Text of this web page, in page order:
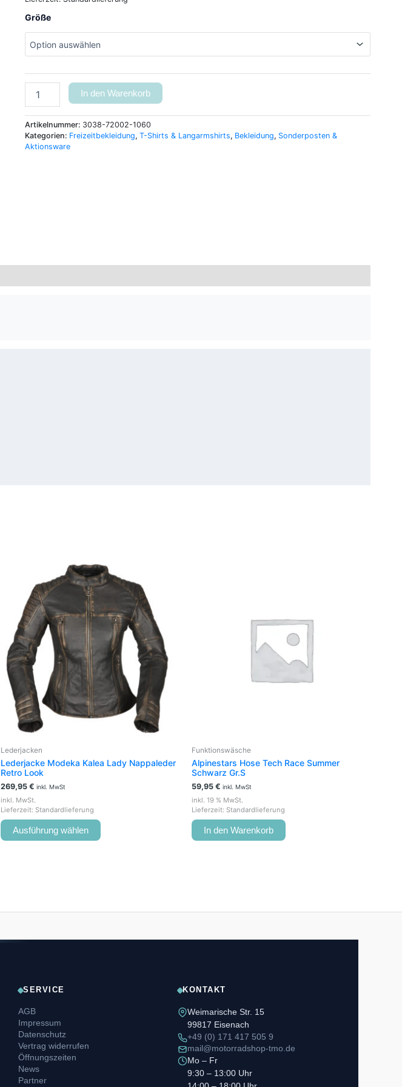
Größe
In den Warenkorb
Artikelnummer: 3038-72002-1060
Kategorien: Freizeitbekleidung, T-Shirts & Langarmshirts, Bekleidung, Sonderposten &
Aktionsware
Lederjacken
Lederjacke Modeka Kalea Lady Nappaleder
Retro Look
269,95 € inkl. MwSt
inkl. MwSt.
Lieferzeit: Standardlieferung
Ausführung wählen
Dieses
Produkt
weist
mehrere
Varianten
auf.
Die
Optionen
können
auf
der
Produktseite
gewählt
Funktionswäsche
Alpinestars Hose Tech Race Summer
Schwarz Gr.S
59,95 € inkl. MwSt
inkl. 19 % MwSt.
Lieferzeit: Standardlieferung
In den Warenkorb
SERVICE
AGB
Impressum
Datenschutz
Vertrag widerrufen
Öffnungszeiten
News
Partner
KONTAKT
Weimarische Str. 15
99817 Eisenach
+49 (0) 171 417 505 9
mail@motorradshop-tmo.de
Mo – Fr
9:30 – 13:00 Uhr